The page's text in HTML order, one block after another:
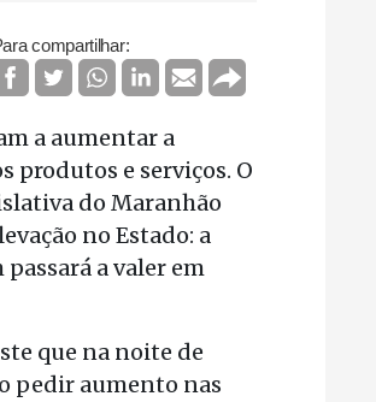
compartilhar:
a aumentar a
produtos e serviços. O
do Maranhão
no Estado: a
a valer em
que na noite de
pedir aumento nas